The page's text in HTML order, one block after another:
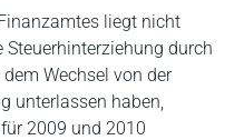
liegt nicht
durch
Wechsel von der
unterlassen haben,
2009 und 2010